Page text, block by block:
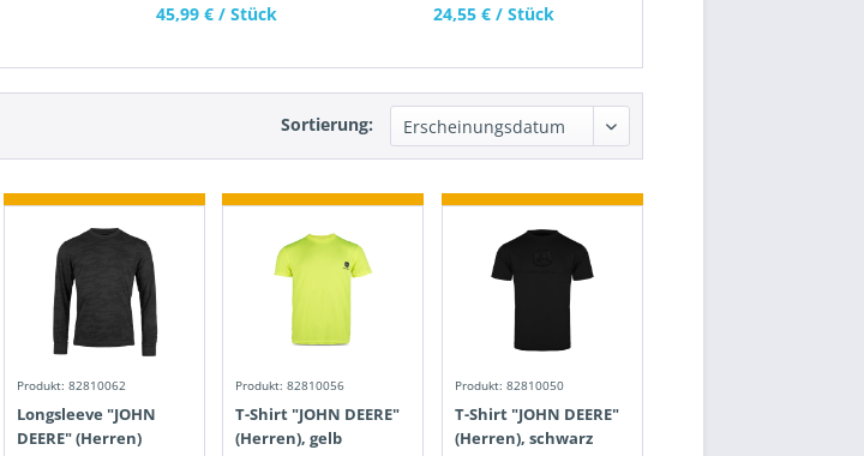
45,99 € / Stück 24,55 € / Stück
Sortierung:
Produkt: 82810062
Longsleeve "JOHN
DEERE" (Herren)
Produkt: 82810056
T-Shirt "JOHN DEERE"
(Herren), gelb
Produkt: 82810050
T-Shirt "JOHN DEERE"
(Herren), schwarz